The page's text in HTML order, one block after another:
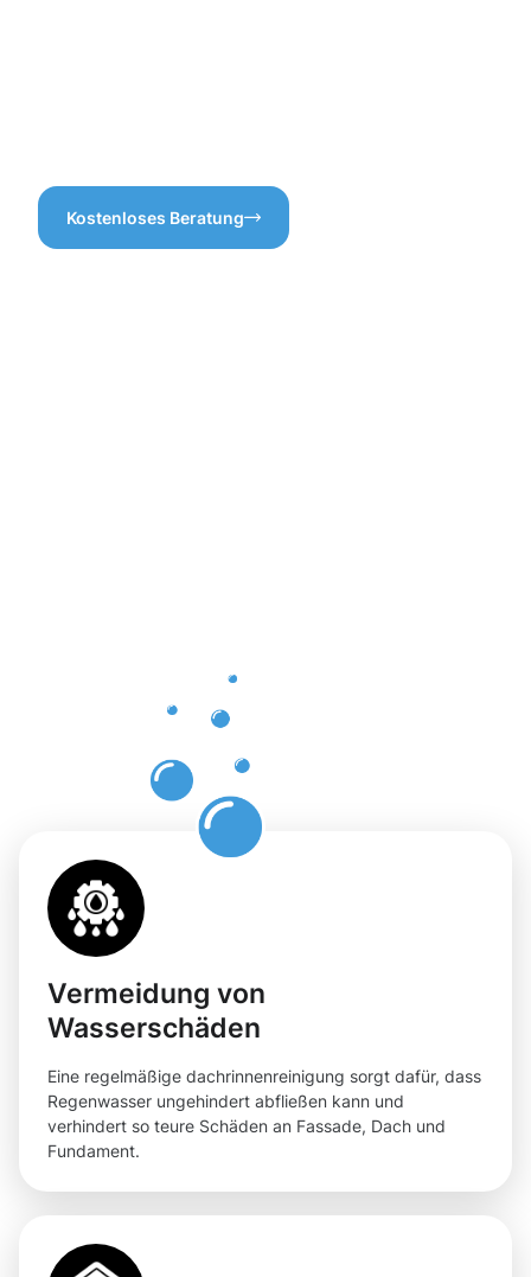
Kostenloses Beratung
Vermeidung von
Wasserschäden
Eine regelmäßige dachrinnenreinigung sorgt dafür, dass
Regenwasser ungehindert abfließen kann und
verhindert so teure Schäden an Fassade, Dach und
Fundament.